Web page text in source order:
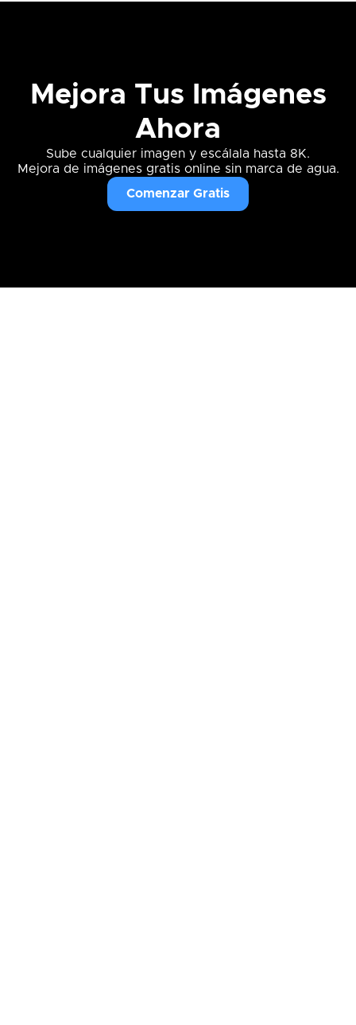
Mejora Tus Imágenes
Ahora
Sube cualquier imagen y escálala hasta 8K.
Mejora de imágenes gratis online sin marca de agua.
Comenzar Gratis